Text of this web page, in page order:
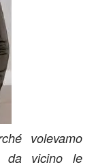
volevamo
da vicino le